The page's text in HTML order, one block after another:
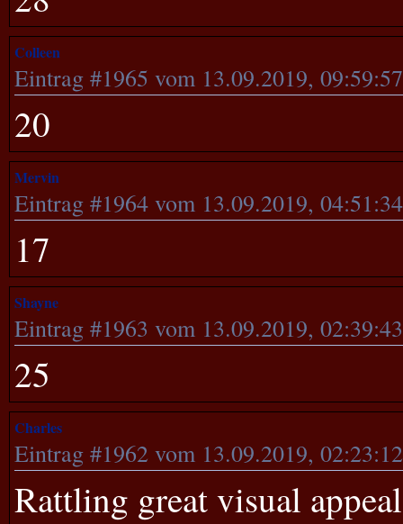
Colleen
Eintrag #1965 vom 13.09.2019,
20
Mervin
Eintrag #1964 vom 13.09.2019,
17
Shayne
Eintrag #1963 vom 13.09.2019,
25
Charles
Eintrag #1962 vom 13.09.2019,
Rattling great visual